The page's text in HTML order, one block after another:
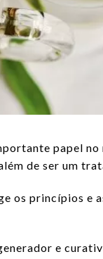
papel
de ser um
os princípios e
e